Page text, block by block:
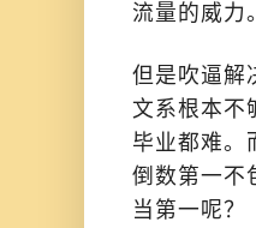
流量的威力。
但是吹逼解
文系根本不
毕业都难。
倒数第一不
当第一呢？